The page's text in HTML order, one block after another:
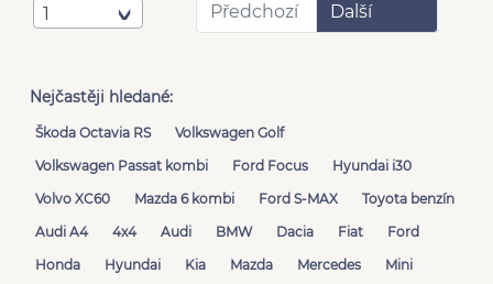
1 Předchozí Další
Nejčastěji hledané:
Škoda Octavia RS
Volkswagen Golf
Volkswagen Passat kombi
Ford Focus
Hyundai i30
Volvo XC60
Mazda 6 kombi Ford S-MAX
Toyota benzín
Audi A4
4x4 Audi BMW Dacia Fiat
Ford
Honda
Hyundai Kia Mazda Mercedes Mini